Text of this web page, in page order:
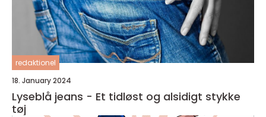
redaktionel
18. January 2024
Lyseblå jeans - Et tidløst og alsidigt stykke
tøj